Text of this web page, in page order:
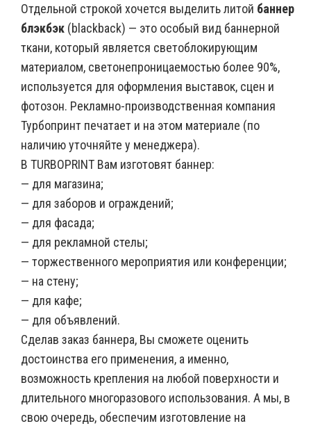
Отдельной строкой хочется выделить литой баннер
блэкбэк (blackback) — это особый вид баннерной
ткани, который является светоблокирующим
материалом, светонепроницаемостью более 90%,
используется для оформления выставок, сцен и
фотозон. Рекламно-производственная компания
Турбопринт печатает и на этом материале (по
наличию уточняйте у менеджера).
В TURBOPRINT Вам изготовят баннер:
— для магазина;
— для заборов и ограждений;
— для фасада;
— для рекламной стелы;
— торжественного мероприятия или конференции;
— на стену;
— для кафе;
— для объявлений.
Сделав заказ баннера, Вы сможете оценить
достоинства его применения, а именно,
возможность крепления на любой поверхности и
длительного многоразового использования. А мы, в
свою очередь, обеспечим изготовление на